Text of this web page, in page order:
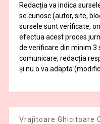
Redacția va indica
se cunosc (autor, site,
sursele sunt verificate,
efectua acest proces
de verificare din minim 3
comunicare, redacția
și nu o va adapta
Vrajitoare Ghicitoare